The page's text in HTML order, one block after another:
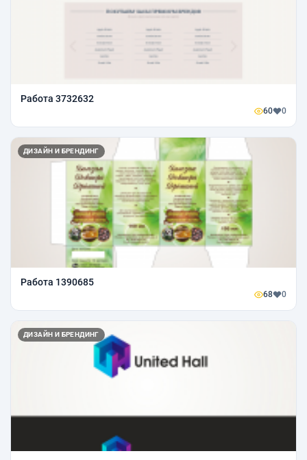
Работа 3732632
60 0
ДИЗАЙН И БРЕНДИНГ
Работа 1390685
68 0
ДИЗАЙН И БРЕНДИНГ